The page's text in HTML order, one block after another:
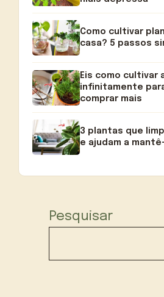
Como cultivar
casa? 5 passos
Eis como cultivar
infinitamente
comprar mais
3 plantas que
e ajudam a
Pesquisar